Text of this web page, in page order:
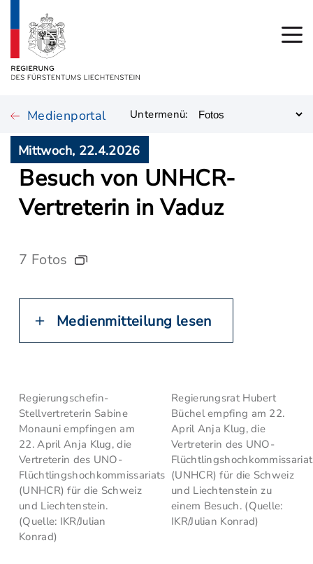
Medienportal Untermenü:
Mittwoch, 22.4.2026
Besuch von UNHCR-
Vertreterin in Vaduz
7 Fotos
Medienmitteilung lesen
Regierungschefin-
Stellvertreterin Sabine
Monauni empfingen am
22. April Anja Klug, die
Vertreterin des UNO-
Flüchtlingshochkommissariats
(UNHCR) für die Schweiz
und Liechtenstein.
(Quelle: IKR/Julian
Konrad)
Regierungsrat Hubert
Büchel empfing am 22.
April Anja Klug, die
Vertreterin des UNO-
(UNHCR) für die Schweiz
und Liechtenstein zu
einem Besuch. (Quelle:
IKR/Julian Konrad)